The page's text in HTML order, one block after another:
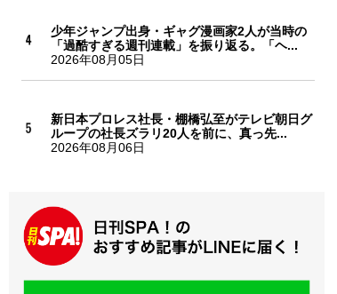
少年ジャンプ出身・ギャグ漫画家2人が当時の
「過酷すぎる週刊連載」を振り返る。「ヘ...
2026年08月05日
新日本プロレス社長・棚橋弘至がテレビ朝日グ
ループの社長ズラリ20人を前に、真っ先...
2026年08月06日